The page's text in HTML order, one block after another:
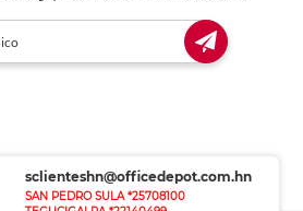
sclienteshn@officedepot.com.hn
SAN PEDRO SULA *25708100